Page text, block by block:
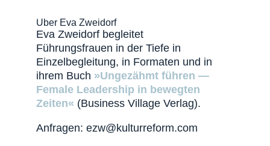
Über Eva Zweidorf
Eva Zweidorf begleitet
Führungsfrauen in der Tiefe in
Einzelbegleitung, in Formaten und in
ihrem Buch »Ungezähmt führen —
Female Leadership in bewegten
Zeiten« (Business Village Verlag).
Anfragen: ezw@kulturreform.com